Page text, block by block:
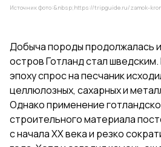
Источник фото:&nbsp;https://tripguide.ru/zamok-
Добыча породы продолжалась и
остров Готланд стал
эпоху спрос на песчаник
целлюлозных, сахарных и
Однако применение
строительного материала
с начала XX века и резко